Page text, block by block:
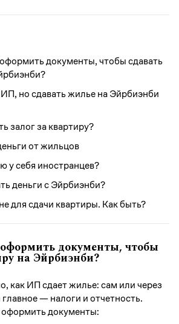
документы, чтобы сдавать
но сдавать жилье на Эйрбиэнби
залог за квартиру?
от жильцов
у себя иностранцев?
деньги с Эйрбиэнби?
для сдачи квартиры. Как быть?
документы, чтобы
на Эйрбиэнби?
как ИП сдает жилье: сам или через
— налоги и отчетность.
документы: